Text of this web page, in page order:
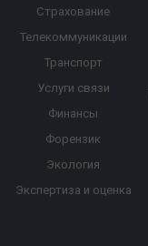
Страхование
Телекоммуникации
Транспорт
Услуги связи
Финансы
Форензик
Экология
Экспертиза и оценка